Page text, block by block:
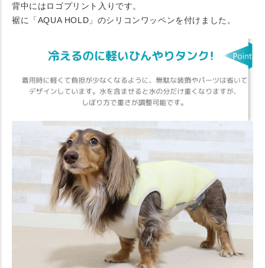
背中にはロゴプリント入りです。
裾に「AQUA HOLD」のシリコンワッペンを付けました。